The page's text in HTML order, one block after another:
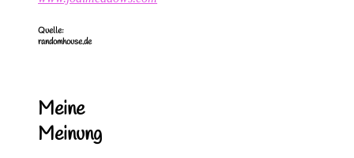
Quelle:
randomhouse.de
Meine
Meinung